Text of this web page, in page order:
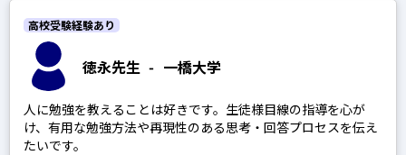
徳永先生 - 一橋大学
高校受験経験あり
人に勉強を教えることは好きです。生徒様目線の指導を心が
け、有用な勉強方法や再現性のある思考・回答プロセスを伝え
たいです。